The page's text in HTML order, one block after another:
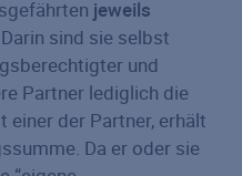
jeweils
sind sie selbst
und
Partner lediglich die
der Partner, erhält
Da er oder sie